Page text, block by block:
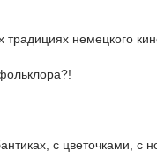
немецкого
с цветочками, с